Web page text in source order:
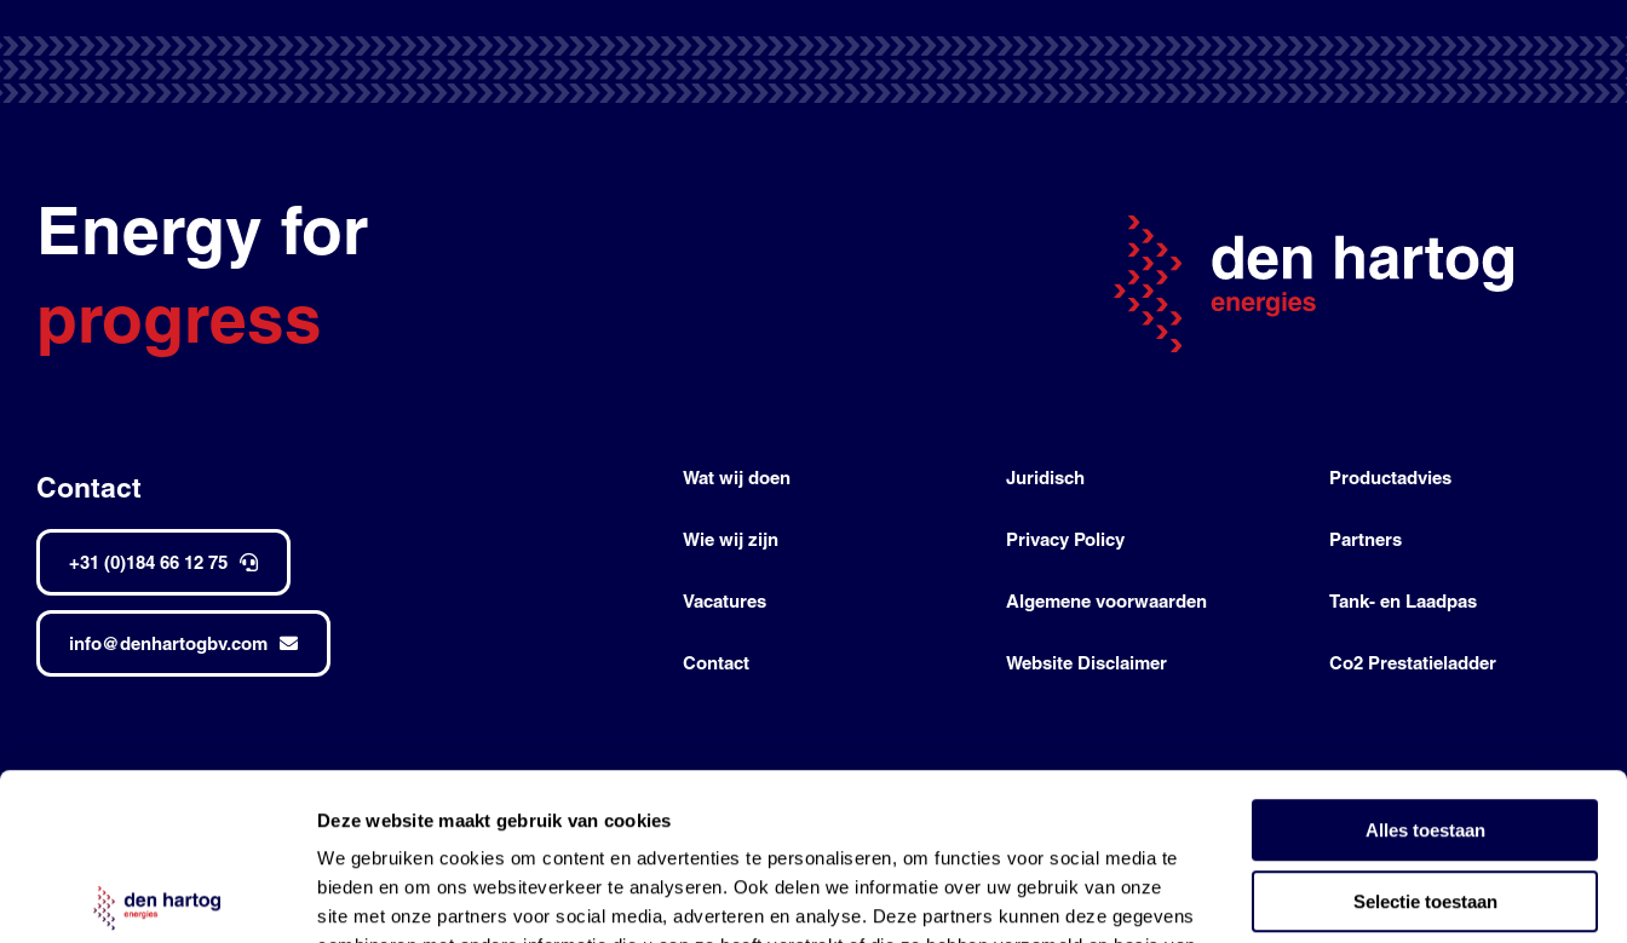
Deze website maakt gebruik van cookies
We gebruiken cookies om content en advertenties te personaliseren, om functies voor social media te
bieden en om ons websiteverkeer te analyseren. Ook delen we informatie over uw gebruik van onze
site met onze partners voor social media, adverteren en analyse. Deze partners kunnen deze gegevens
Alles toestaan
Selectie toestaan
Energy for
progress
Contact
+31 (0)184 66 12 75
info@denhartogbv.com
Wat wij doen
Wie wij zijn
Vacatures
Contact
Juridisch
Privacy Policy
Algemene voorwaarden
Website Disclaimer
Productadvies
Partners
Tank- en Laadpas
Co2 Prestatieladder
Den Hartog • Alle rechten voorbehouden •
Made by Robuust
and used under license by Den Hartog Energies